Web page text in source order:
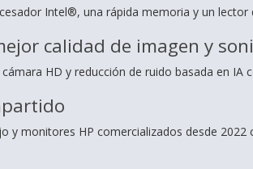
Intel®, una rápida memoria y un lector
calidad de imagen y
HD y reducción de ruido basada en IA
y monitores HP comercializados desde 2022